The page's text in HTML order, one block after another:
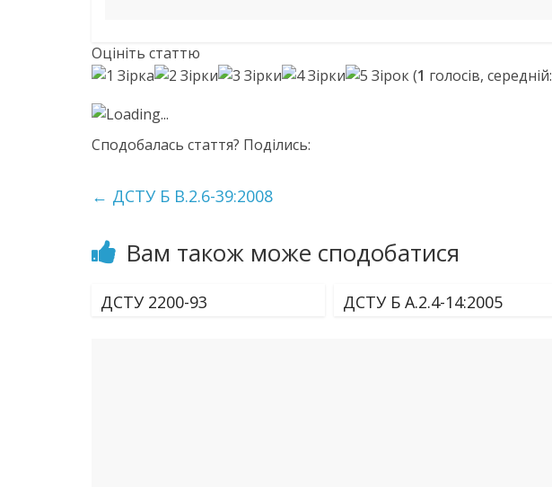
Оцініть статтю
(1 голосів, середній:
Loading...
Сподобалась стаття? Поділись:
← ДСТУ Б В.2.6-39:2008
Вам також може сподобатися
ДСТУ 2200-93 ДСТУ Б А.2.4-14:2005